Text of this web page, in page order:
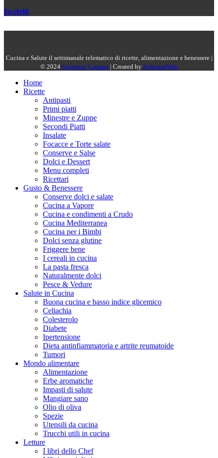
Iscriviti
Cucina e Salute il settimanale telematico di ricette, alimentazione e benessere |
© 2024 Giuseppe Capano | Created byAchromeWeb
Home
Ricette
Antipasti
Primi piatti
Minestre e Zuppe
Secondi Piatti
Insalate
Focacce e Torte salate
Conserve e Salse
Dolci e Dessert
Menu completi
Ricettari
Gusto & Benessere
Conserve dolci e salate
Cucina a Vapore
Cucina e condimenti a Crudo
Cucina Mediterranea
Cucina per i Bimbi
Dolci senza glutine
Friggere bene
I cereali in cucina
La pasta fresca
Naturalmente dolci
Pesce & Vedure
Salute in Cucina
Buona cucina e basso indice glicemico
Celiachia
Colesterolo
Diabete
Ipertensione
Dieta antinfiammatoria e artrite reumatoide
Tumori
Mondo alimentare
Alimentazione
Erbe aromatiche
Impasti di salute
Mangiare sano
Olio di oliva
Spezie
Utensili da cucina
Trucchi utili in cucina
Letture
I libri dello Chef